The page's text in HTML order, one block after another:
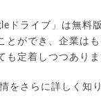
ドライブ」は無料
とができ、企業は
も定着しつつありま
をさらに詳しく知